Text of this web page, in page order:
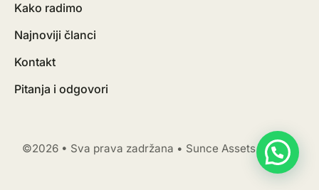
Kako radimo
Najnoviji članci
Kontakt
Pitanja i odgovori
©2026 • Sva prava zadržana • Sunce Assets Holding